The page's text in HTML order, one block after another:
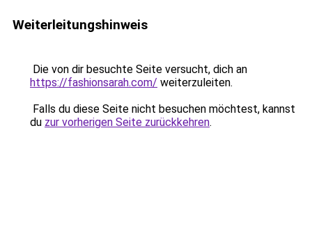
Weiterleitungshinweis
Die von dir besuchte Seite versucht, dich an
https://fashionsarah.com/ weiterzuleiten.
Falls du diese Seite nicht besuchen möchtest, kannst
du zur vorherigen Seite zurückkehren.